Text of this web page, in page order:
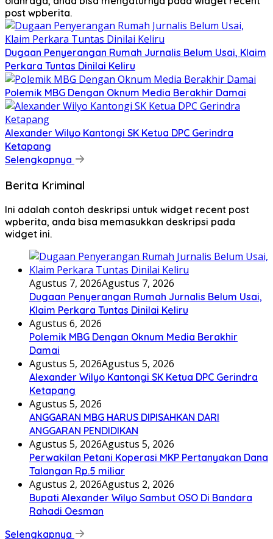
post wpberita.
Dugaan Penyerangan Rumah Jurnalis Belum Usai, Klaim
Perkara Tuntas Dinilai Keliru
Polemik MBG Dengan Oknum Media Berakhir Damai
Alexander Wilyo Kantongi SK Ketua DPC Gerindra
Ketapang
Selengkapnya
Berita Kriminal
Ini adalah contoh deskripsi untuk widget recent post
wpberita, anda bisa memasukkan deskripsi pada
widget ini.
Agustus 7, 2026Agustus 7, 2026
Dugaan Penyerangan Rumah Jurnalis Belum Usai,
Klaim Perkara Tuntas Dinilai Keliru
Agustus 6, 2026
Polemik MBG Dengan Oknum Media Berakhir
Damai
Agustus 5, 2026Agustus 5, 2026
Alexander Wilyo Kantongi SK Ketua DPC Gerindra
Ketapang
Agustus 5, 2026
ANGGARAN MBG HARUS DIPISAHKAN DARI
ANGGARAN PENDIDIKAN
Agustus 5, 2026Agustus 5, 2026
Perwakilan Petani Koperasi MKP Pertanyakan Dana
Talangan Rp.5 miliar
Agustus 2, 2026Agustus 2, 2026
Bupati Alexander Wilyo Sambut OSO Di Bandara
Rahadi Oesman
Selengkapnya